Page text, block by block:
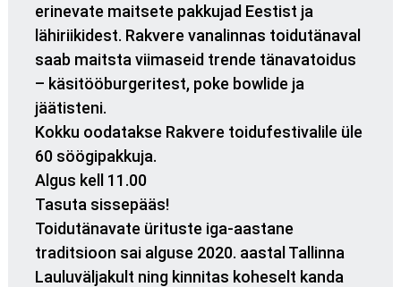
erinevate maitsete pakkujad Eestist ja
lähiriikidest. Rakvere vanalinnas toidutänaval
saab maitsta viimaseid trende tänavatoidus
– käsitööburgeritest, poke bowlide ja
jäätisteni.
Kokku oodatakse Rakvere toidufestivalile üle
60 söögipakkuja.
Algus kell 11.00
Tasuta sissepääs!
Toidutänavate ürituste iga-aastane
traditsioon sai alguse 2020. aastal Tallinna
Lauluväljakult ning kinnitas koheselt kanda